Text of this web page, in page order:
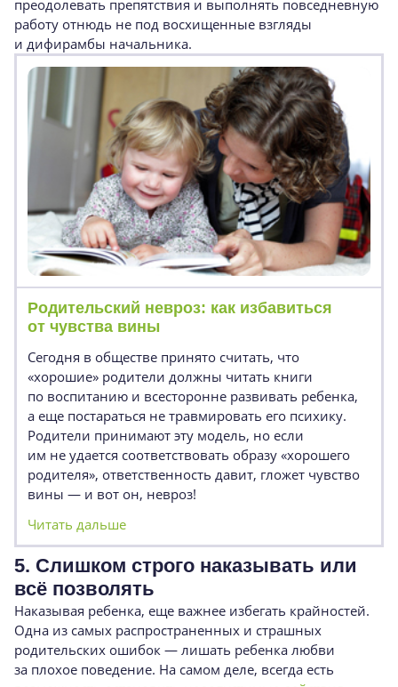
преодолевать препятствия и выполнять повседневную
работу отнюдь не под восхищенные взгляды
и дифирамбы начальника.
Родительский невроз: как избавиться
от чувства вины
Сегодня в обществе принято считать, что
«хорошие» родители должны читать книги
по воспитанию и всесторонне развивать ребенка,
а еще постараться не травмировать его психику.
Родители принимают эту модель, но если
им не удается соответствовать образу «хорошего
родителя», ответственность давит, гложет чувство
вины — и вот он, невроз!
Читать дальше
5. Слишком строго наказывать или
всё позволять
Наказывая ребенка, еще важнее избегать крайностей.
Одна из самых распространенных и страшных
родительских ошибок — лишать ребенка любви
за плохое поведение. На самом деле, всегда есть